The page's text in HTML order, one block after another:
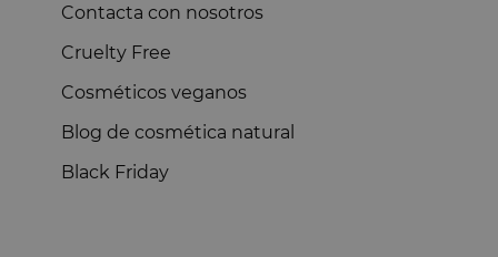
Contacta con nosotros
Cruelty Free
Cosméticos veganos
Blog de cosmética natural
Black Friday